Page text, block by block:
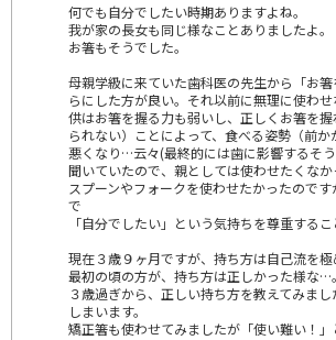
何でも自分でしたい時期ありますよね。
我が家の長女も同じ様なことありましたよ。
お箸もそうでした。
母親学級に来ていた歯科医の先生から「お
らにした方が良い。それ以前に無理に使わ
供はお箸を握る力も弱いし、正しくお箸を
られない）ことによって、食べる姿勢（前
悪くなり…云々(最終的には歯に影響するそ
聞いていたので、親としては使わせたくなか
スプーンやフォークを使わせたかったので
で
「自分でしたい」という気持ちを尊重するこ
現在３歳９ヶ月ですが、持ち方は自己流を極
最初の頃の方が、持ち方は正しかった様な…。
３歳過ぎから、正しい持ち方を教えてみま
しまいます。
矯正箸も使わせてみましたが「使い難い！